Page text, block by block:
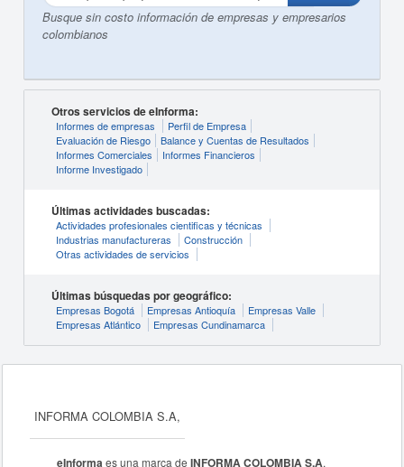
Busque sin costo información de empresas y empresarios
colombianos
Otros servicios de eInforma:
Informes de empresas
Perfil de Empresa
Evaluación de Riesgo
Balance y Cuentas de Resultados
Informes Comerciales
Informes Financieros
Informe Investigado
Últimas actividades buscadas:
Actividades profesionales cientificas y técnicas
Industrias manufactureras
Construcción
Otras actividades de servicios
Últimas búsquedas por geográfico:
Empresas Bogotá Empresas Antioquía
Empresas Valle
Empresas Atlántico
Empresas Cundinamarca
INFORMA COLOMBIA S.A,
eInformaes una marca deINFORMA COLOMBIA S.A,